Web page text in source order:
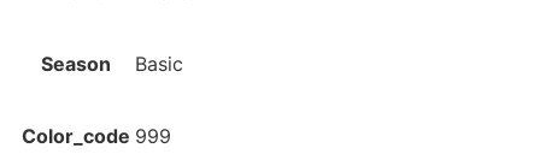
Season Basic
Color_code 999